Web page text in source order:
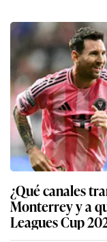
¿Qué canales
Monterrey y a
Leagues Cup